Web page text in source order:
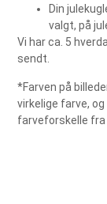
Din
valgt, på
Vi har ca. 5
sendt.
*Farven på
virkelige farve,
farveforskelle fra